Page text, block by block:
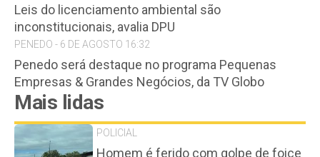
Leis do licenciamento ambiental são
inconstitucionais, avalia DPU
PENEDO - 6 DE AGOSTO 16:32
Penedo será destaque no programa Pequenas
Empresas & Grandes Negócios, da TV Globo
Mais lidas
POLICIAL
Homem é ferido com golpe de foice